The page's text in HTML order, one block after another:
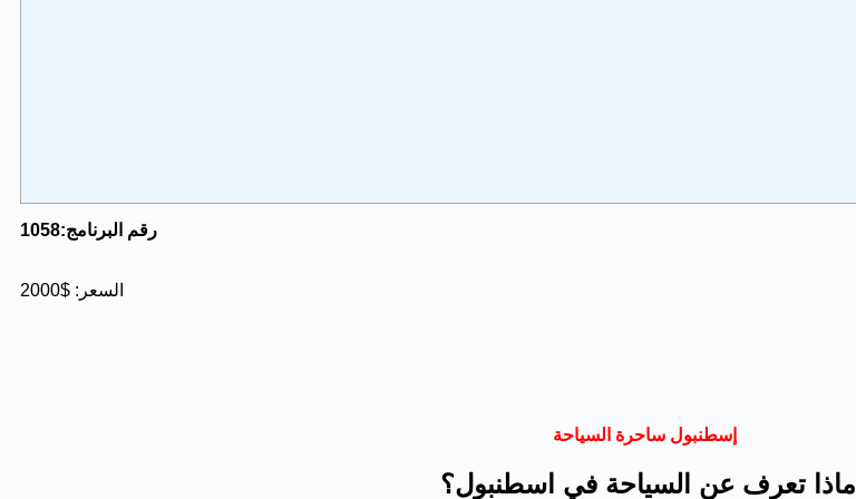
1058:رقم البرنامج
2000$ :السعر
إسطنبول ساحرة السياحة
ماذا تعرف عن السياحة في اسطنبول؟